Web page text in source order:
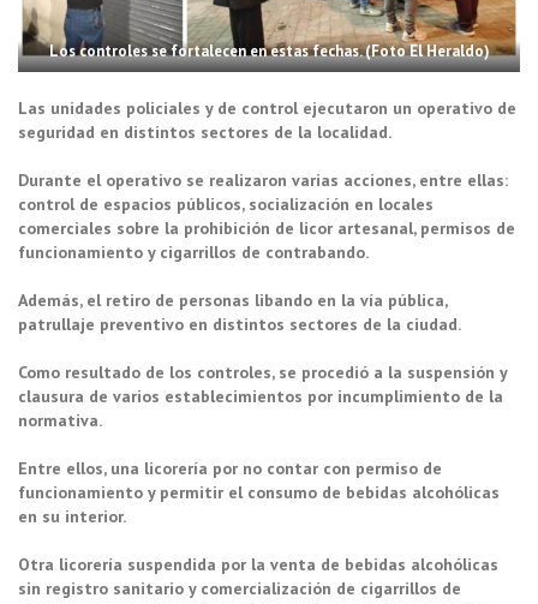
Los controles se fortalecen en estas fechas. (Foto El Heraldo)
Las unidades policiales y de control ejecutaron un operativo de
seguridad en distintos sectores de la localidad.
Durante el operativo se realizaron varias acciones, entre ellas:
control de espacios públicos, socialización en locales
comerciales sobre la prohibición de licor artesanal, permisos de
funcionamiento y cigarrillos de contrabando.
Además, el retiro de personas libando en la vía pública,
patrullaje preventivo en distintos sectores de la ciudad.
Como resultado de los controles, se procedió a la suspensión y
clausura de varios establecimientos por incumplimiento de la
normativa.
Entre ellos, una licorería por no contar con permiso de
funcionamiento y permitir el consumo de bebidas alcohólicas
en su interior.
Otra licorería suspendida por la venta de bebidas alcohólicas
sin registro sanitario y comercialización de cigarrillos de